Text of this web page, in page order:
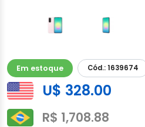
Em estoque Cód.: 1639674
U$ 328.00
R$ 1,708.88